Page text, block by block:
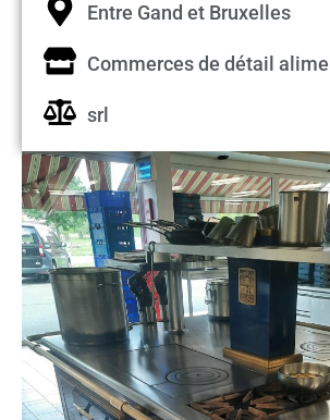
Entre Gand et Bruxelles
Commerces de détail
srl